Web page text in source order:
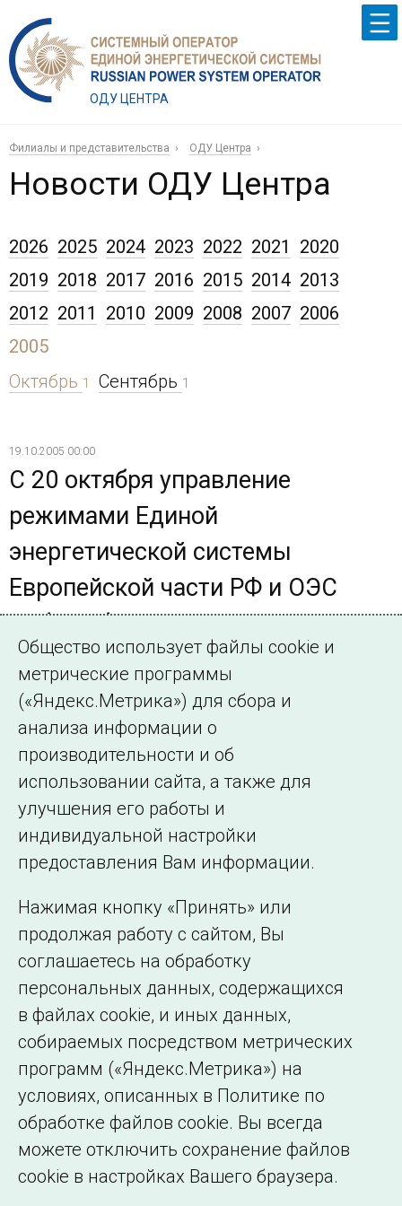
ОДУ ЦЕНТРА
Филиалы и представительства ОДУ Центра
Новости ОДУ Центра
2026 2025 2024 2023 2022 2021
2020
2019 2018 2017 2016 2015 2014 2013
2012 2011 2010 2009 2008 2007 2006
2005
Октябрь 1 Сентябрь 1
19.10.2005 00:00
С 20 октября управление
режимами Единой
энергетической системы
Европейской части РФ и ОЭС
Сибири будет осуществляться по
новым правилам
Изменение правил связано с внедрением технологии
балансирования (балансирующий рынок), которое стало
очередным шагом к либерализации рынка
электроэнергии.
©2005–2026 АО «СО ЕЭС»
Филиалы и
представительства
образовательной
организации
Общество использует файлы cookie и
метрические программы
(«Яндекс.Метрика») для сбора и
анализа информации о
производительности и об
использовании сайта, а также для
улучшения его работы и
индивидуальной настройки
предоставления Вам информации.
Нажимая кнопку «Принять» или
продолжая работу с сайтом, Вы
соглашаетесь на обработку
персональных данных, содержащихся
в файлах cookie, и иных данных,
собираемых посредством метрических
программ («Яндекс.Метрика») на
условиях, описанных в Политике по
обработке файлов cookie. Вы всегда
можете отключить сохранение файлов
cookie в настройках Вашего браузера.